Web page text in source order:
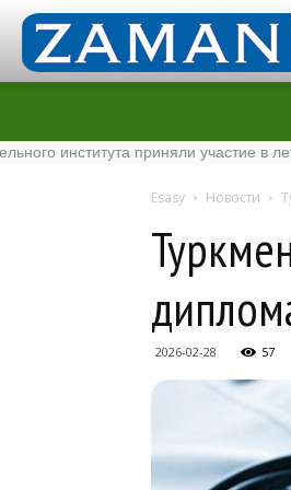
приняли участие в летних
Esasy Новости
2026-02-28 57